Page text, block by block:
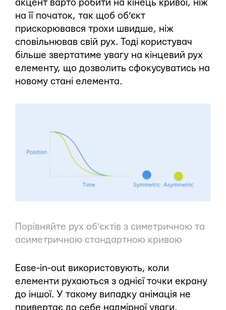
акцент варто робити на кінець кривої, ніж
на її початок, так щоб об’єкт
прискорювався трохи швидше, ніж
сповільнював свій рух. Тоді користувач
більше звертатиме увагу на кінцевий рух
елементу, що дозволить сфокусуватись на
новому стані елемента.
Порівняйте рух об’єктів з симетричною та
асиметричною стандартною кривою
Ease-in-out використовують, коли
елементи рухаються з однієї точки екрану
до іншої. У такому випадку анімація не
привертає до себе надмірної уваги.